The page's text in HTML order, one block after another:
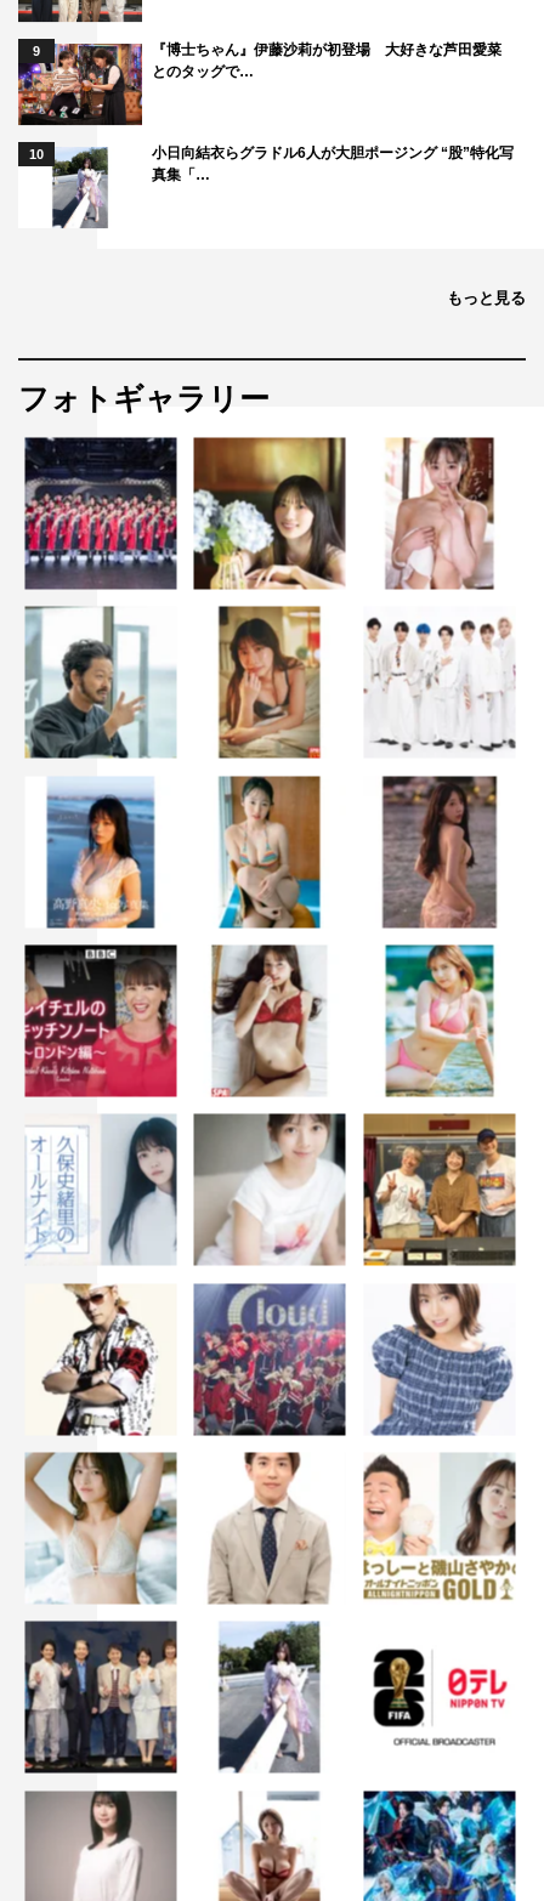
9
『博士ちゃん』伊藤沙莉が初登場 大好きな芦田愛菜
とのタッグで…
10
小日向結衣らグラドル6人が大胆ポージング “股”特化写
真集「…
もっと見る
フォトギャラリー